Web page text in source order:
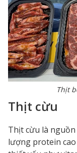
Thịt
Thịt cừu
Thịt cừu là
lượng protein